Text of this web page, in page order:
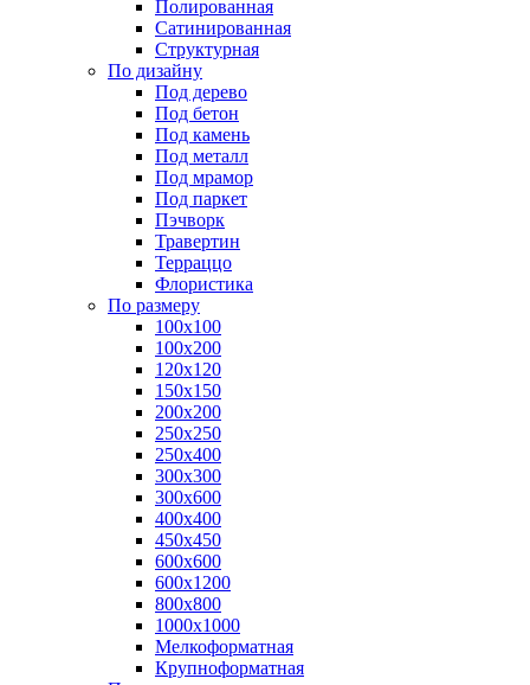
Полированная
Сатинированная
Структурная
По дизайну
Под дерево
Под бетон
Под камень
Под металл
Под мрамор
Под паркет
Пэчворк
Травертин
Терраццо
Флористика
По размеру
100х100
100х200
120х120
150х150
200х200
250х250
250х400
300х300
300х600
400х400
450х450
600х600
600х1200
800х800
1000х1000
Мелкоформатная
Крупноформатная